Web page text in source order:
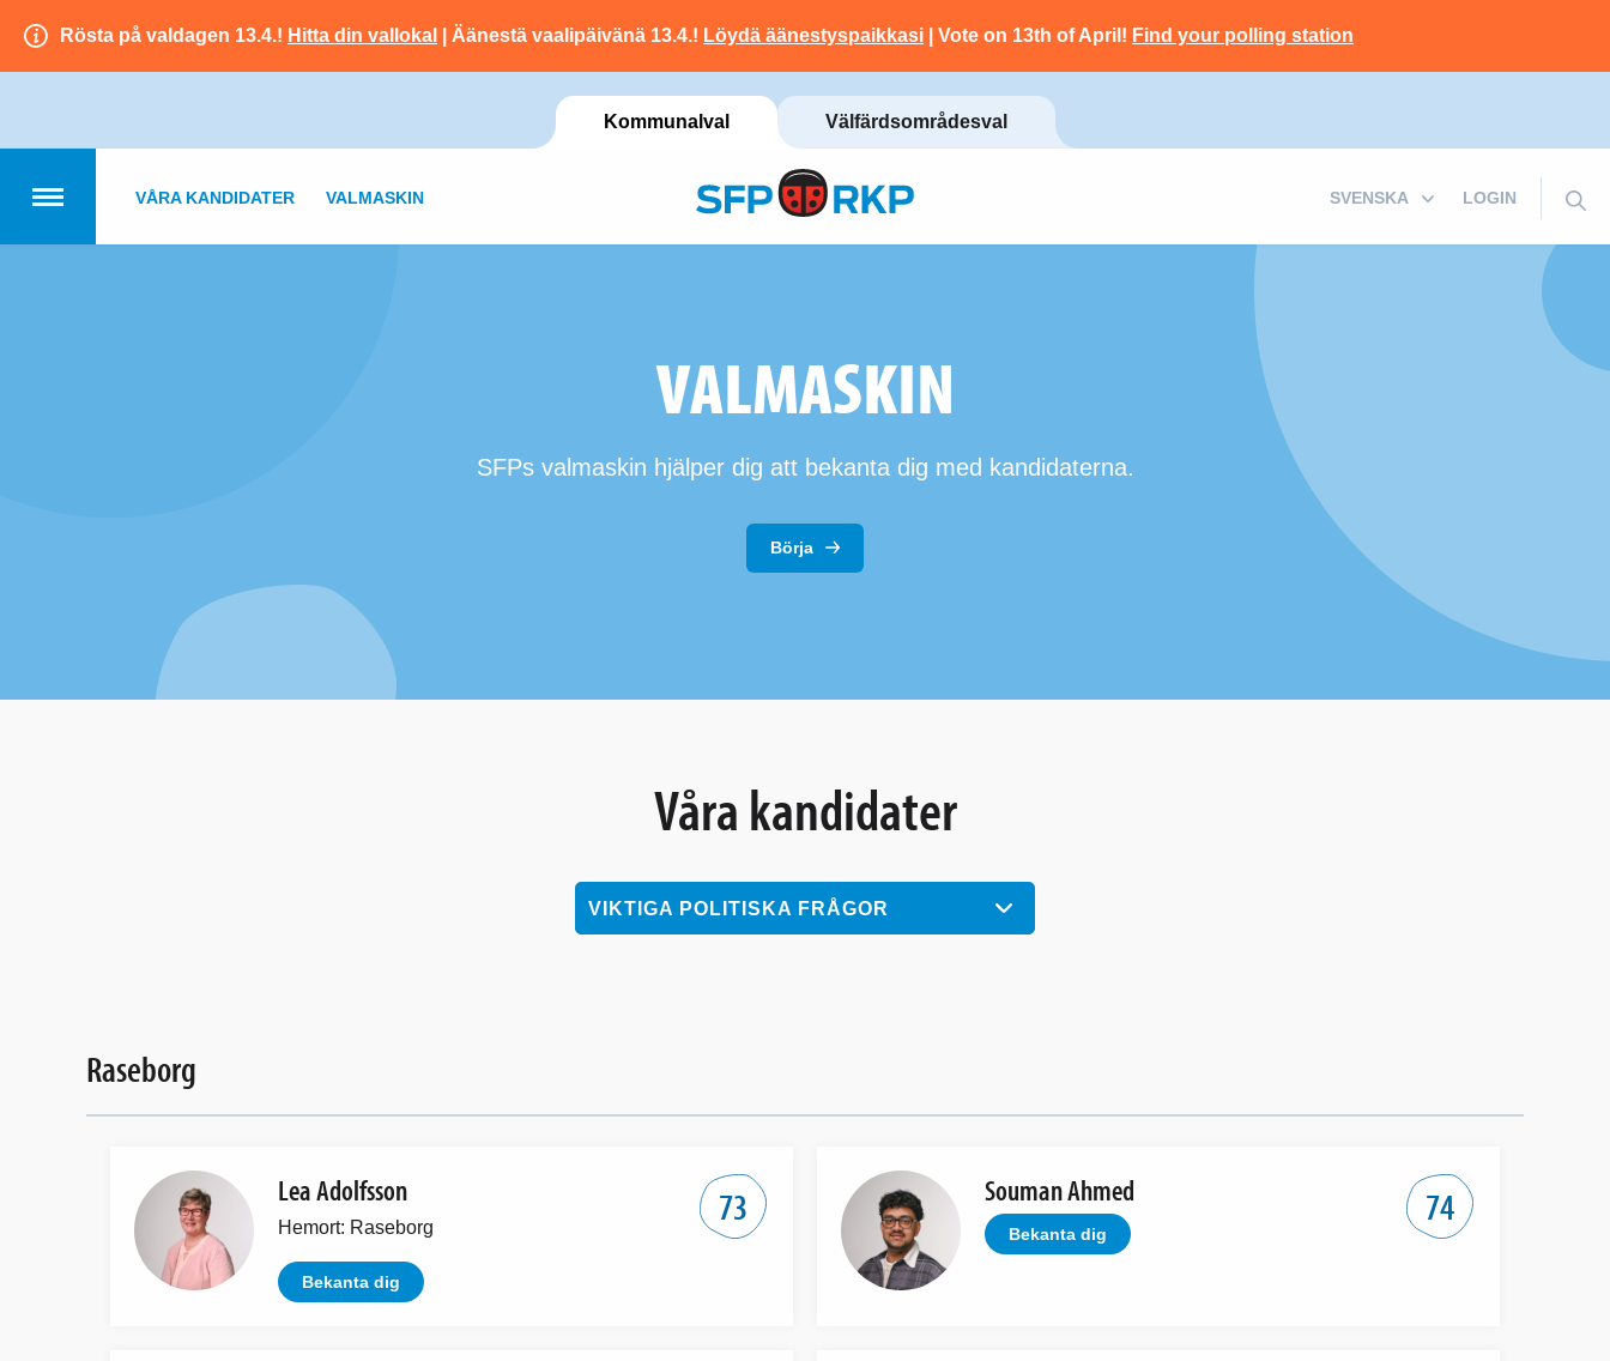
Rösta på valdagen 13.4.! Hitta din vallokal | Äänestä vaalipäivänä 13.4.! Löydä äänestyspaikkasi | Vote on 13th of April! Find your polling station
Kommunalval Välfärdsområdesval
LOGIN
VÅRA KANDIDATER VALMASKIN
VALMASKIN
SFPs valmaskin hjälper dig att bekanta dig med kandidaterna.
Börja
Våra kandidater
VIKTIGA POLITISKA FRÅGOR
Raseborg
73
Lea Adolfsson
Hemort: Raseborg
Bekanta dig
74
Souman Ahmed
Bekanta dig